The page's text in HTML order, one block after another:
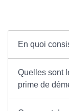
En quoi
Quelles sont
prime de